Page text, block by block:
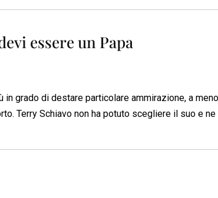
essere un Papa
in grado di destare particolare ammirazione, a
Terry Schiavo non ha potuto scegliere il suo e ne